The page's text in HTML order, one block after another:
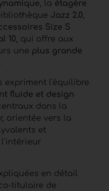
, la étagère
Jazz 2.0,
Size S
10, qui offre aux
une plus grande
expriment l'équilibre
fluide et design
dans la
orientée vers la
et
en détail
titulaire de